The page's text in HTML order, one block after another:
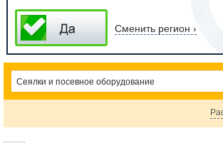
Сменить регион ›